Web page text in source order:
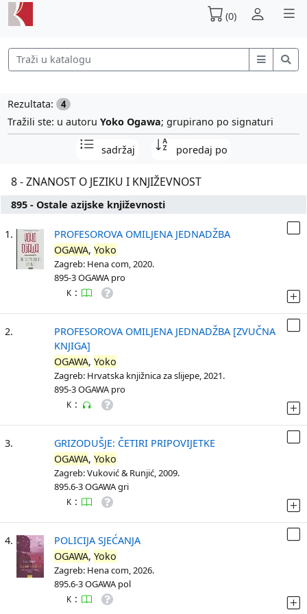
(0)
Rezultata: 4
Tražili ste: u autoru Yoko Ogawa; grupirano po signaturi
sadržaj poredaj po
8 - ZNANOST O JEZIKU I KNJIŽEVNOST
895 - Ostale azijske književnosti
1.
PROFESOROVA OMILJENA JEDNADŽBA
OGAWA, Yoko
Zagreb: Hena com, 2020.
895-3 OGAWA pro
K :
2.
PROFESOROVA OMILJENA JEDNADŽBA [ZVUČNA
KNJIGA]
OGAWA, Yoko
Zagreb: Hrvatska knjižnica za slijepe, 2021.
895-3 OGAWA pro
K :
3.
GRIZODUŠJE: ČETIRI PRIPOVIJETKE
OGAWA, Yoko
Zagreb: Vuković & Runjić, 2009.
895.6-3 OGAWA gri
K :
4.
POLICIJA SJEĆANJA
OGAWA, Yoko
Zagreb: Hena com, 2026.
895.6-3 OGAWA pol
K :